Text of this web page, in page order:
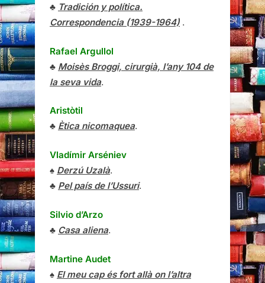
♣ Tradición y política.
Correspondencia (1939-1964) .
Rafael Argullol
♣ Moisès Broggi, cirurgià, l’any 104 de
la seva vida.
Aristòtil
♣ Ètica nicomaquea.
Vladímir Arséniev
♠ Derzú Uzalà.
♣ Pel país de l’Ussuri.
Silvio d’Arzo
♣ Casa aliena.
Martine Audet
♠ El meu cap és fort allà on l’altra